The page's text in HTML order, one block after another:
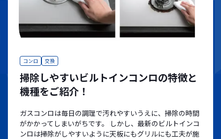
コンロ 交換
掃除しやすいビルトインコンロの特徴と
機種をご紹介！
ガスコンロは毎日の調理で汚れやすいうえに、掃除の時間
がかかってしまいがちです。 しかし、最新のビルトインコ
ンロは掃除がしやすいように天板にもグリルにも工夫が施